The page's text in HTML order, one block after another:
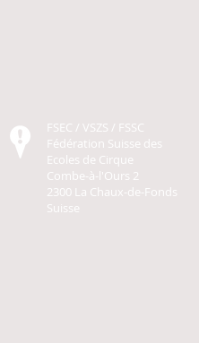
FSEC / VSZS / FSSC
Fédération Suisse des
Ecoles de Cirque
Combe-à-l'Ours 2
2300 La Chaux-de-Fonds
Suisse